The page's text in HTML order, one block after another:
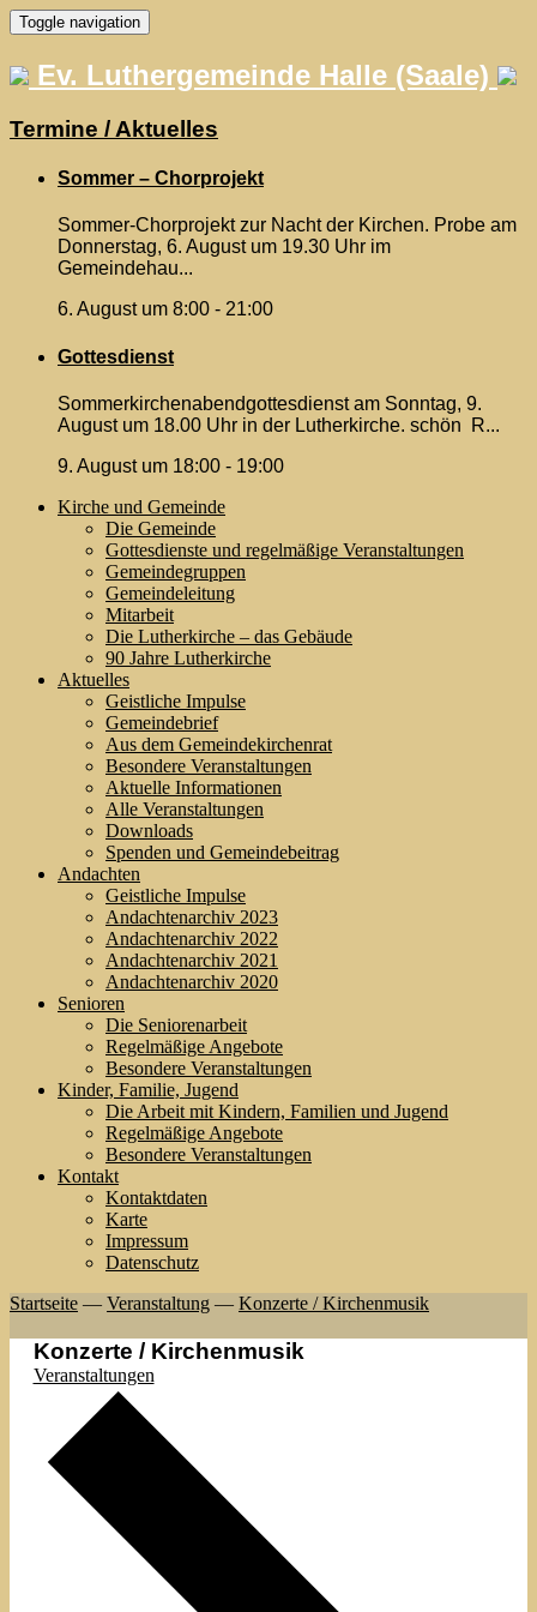
Skip
to
content
Toggle navigation
Ev. Luthergemeinde Halle (Saale)
Termine / Aktuelles
Sommer – Chorprojekt
Sommer-Chorprojekt zur Nacht der Kirchen. Probe am
Donnerstag, 6. August um 19.30 Uhr im
Gemeindehau...
6. August um 8:00 - 21:00
Gottesdienst
Sommerkirchenabendgottesdienst am Sonntag, 9.
August um 18.00 Uhr in der Lutherkirche. schön R...
9. August um 18:00 - 19:00
Kirche und Gemeinde
Die Gemeinde
Gottesdienste und regelmäßige Veranstaltungen
Gemeindegruppen
Gemeindeleitung
Mitarbeit
Die Lutherkirche – das Gebäude
90 Jahre Lutherkirche
Aktuelles
Geistliche Impulse
Gemeindebrief
Aus dem Gemeindekirchenrat
Besondere Veranstaltungen
Aktuelle Informationen
Alle Veranstaltungen
Downloads
Spenden und Gemeindebeitrag
Andachten
Geistliche Impulse
Andachtenarchiv 2023
Andachtenarchiv 2022
Andachtenarchiv 2021
Andachtenarchiv 2020
Senioren
Die Seniorenarbeit
Regelmäßige Angebote
Besondere Veranstaltungen
Kinder, Familie, Jugend
Die Arbeit mit Kindern, Familien und Jugend
Regelmäßige Angebote
Besondere Veranstaltungen
Kontakt
Kontaktdaten
Karte
Impressum
Datenschutz
Startseite — Veranstaltung — Konzerte / Kirchenmusik
Konzerte / Kirchenmusik
Veranstaltungen